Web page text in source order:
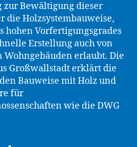
zur Bewältigung dieser
die Holzsystembauweise,
hohen Vorfertigungsgrades
Erstellung auch von
Wohngebäuden erlaubt. Die
Großwallstadt erklärt die
Bauweise mit Holz und
für
wie die DWG